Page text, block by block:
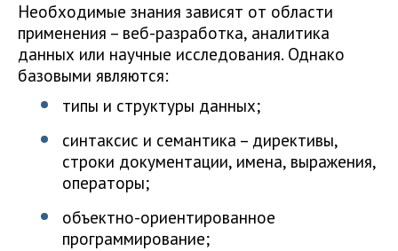
Необходимые знания зависят от области
применения – веб-разработка, аналитика
данных или научные исследования. Однако
базовыми являются:
типы и структуры данных;
синтаксис и семантика – директивы,
строки документации, имена, выражения,
операторы;
объектно-ориентированное
программирование;